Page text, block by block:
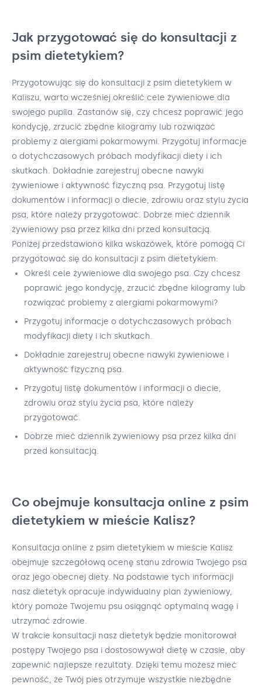
Jak przygotować się do konsultacji z
psim dietetykiem?
Przygotowując się do konsultacji z psim dietetykiem w
Kaliszu, warto wcześniej określić cele żywieniowe dla
swojego pupila. Zastanów się, czy chcesz poprawić jego
kondycję, zrzucić zbędne kilogramy lub rozwiązać
problemy z alergiami pokarmowymi. Przygotuj informacje
o dotychczasowych próbach modyfikacji diety i ich
skutkach. Dokładnie zarejestruj obecne nawyki
żywieniowe i aktywność fizyczną psa. Przygotuj listę
dokumentów i informacji o diecie, zdrowiu oraz stylu życia
psa, które należy przygotować. Dobrze mieć dziennik
żywieniowy psa przez kilka dni przed konsultacją.
Poniżej przedstawiono kilka wskazówek, które pomogą Ci
przygotować się do konsultacji z psim dietetykiem:
Określ cele żywieniowe dla swojego psa. Czy chcesz
poprawić jego kondycję, zrzucić zbędne kilogramy lub
rozwiązać problemy z alergiami pokarmowymi?
Przygotuj informacje o dotychczasowych próbach
modyfikacji diety i ich skutkach.
Dokładnie zarejestruj obecne nawyki żywieniowe i
aktywność fizyczną psa.
Przygotuj listę dokumentów i informacji o diecie,
zdrowiu oraz stylu życia psa, które należy
przygotować.
Dobrze mieć dziennik żywieniowy psa przez kilka dni
przed konsultacją.
Co obejmuje konsultacja online z psim
dietetykiem w mieście Kalisz?
Konsultacja online z psim dietetykiem w mieście Kalisz
obejmuje szczegółową ocenę stanu zdrowia Twojego psa
oraz jego obecnej diety. Na podstawie tych informacji
nasz dietetyk opracuje indywidualny plan żywieniowy,
który pomoże Twojemu psu osiągnąć optymalną wagę i
utrzymać zdrowie.
W trakcie konsultacji nasz dietetyk będzie monitorował
postępy Twojego psa i dostosowywał dietę w czasie, aby
zapewnić najlepsze rezultaty. Dzięki temu możesz mieć
pewność, że Twój pies otrzymuje wszystkie niezbędne